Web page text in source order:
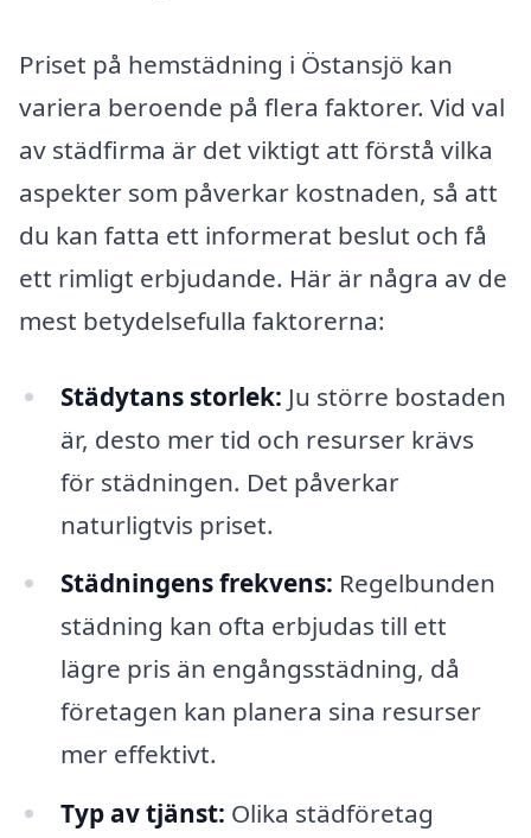
Priset på hemstädning i Östansjö kan
variera beroende på flera faktorer. Vid val
av städfirma är det viktigt att förstå vilka
aspekter som påverkar kostnaden, så att
du kan fatta ett informerat beslut och få
ett rimligt erbjudande. Här är några av de
mest betydelsefulla faktorerna:
Städytans storlek: Ju större bostaden
är, desto mer tid och resurser krävs
för städningen. Det påverkar
naturligtvis priset.
Städningens frekvens: Regelbunden
städning kan ofta erbjudas till ett
lägre pris än engångsstädning, då
företagen kan planera sina resurser
mer effektivt.
Typ av tjänst: Olika städföretag